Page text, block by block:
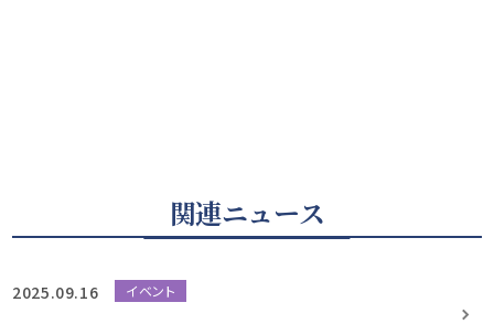
関連ニュース
2025.09.16 イベント